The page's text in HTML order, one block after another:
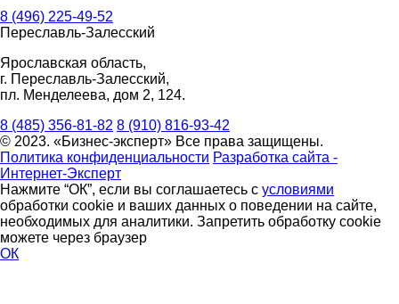
8 (496) 225-49-52
Переславль-Залесский
Ярославская область,
г. Переславль-Залесский,
пл. Менделеева, дом 2, 124.
8 (485) 356-81-82 8 (910) 816-93-42
© 2023. «Бизнес-эксперт» Все права защищены.
Политика конфиденциальности Разработка сайта -
Интернет-Эксперт
Нажмите “ОК”, если вы соглашаетесь с условиями
обработки cookie и ваших данных о поведении на сайте,
необходимых для аналитики. Запретить обработку cookie
можете через браузер
ОК